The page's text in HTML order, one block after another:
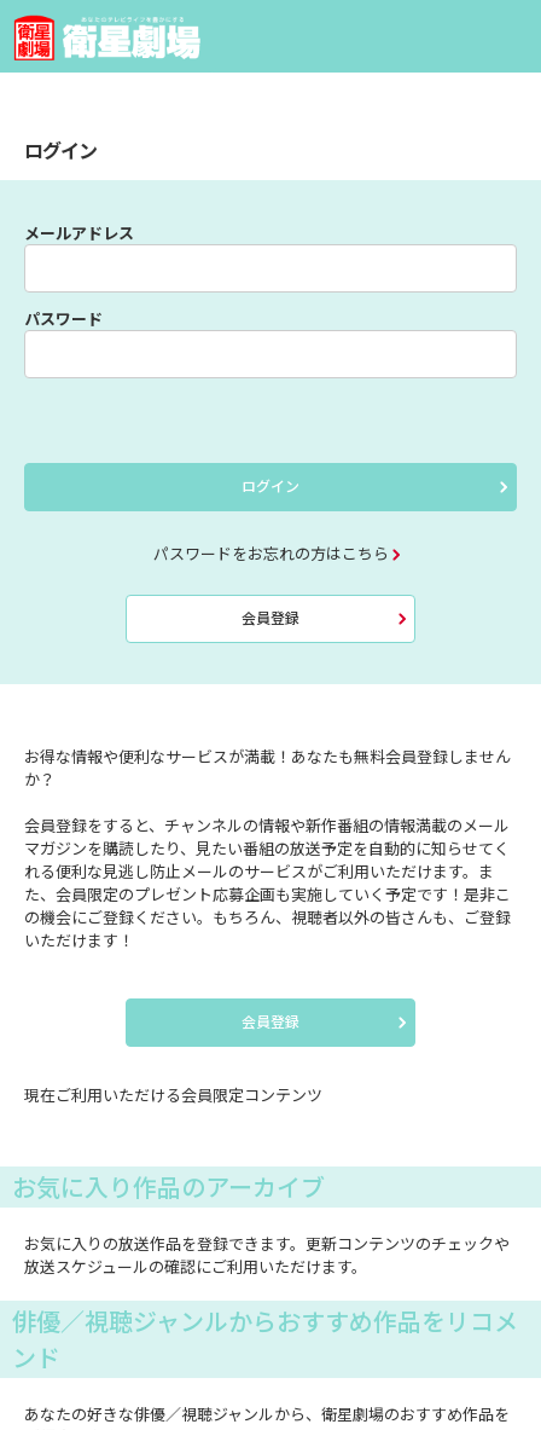
ログイン
メールアドレス
パスワード
ログイン
パスワードをお忘れの方はこちら
会員登録
お得な情報や便利なサービスが満載！あなたも無料会員登録しません
か？
会員登録をすると、チャンネルの情報や新作番組の情報満載のメール
マガジンを購読したり、見たい番組の放送予定を自動的に知らせてく
れる便利な見逃し防止メールのサービスがご利用いただけます。ま
た、会員限定のプレゼント応募企画も実施していく予定です！是非こ
の機会にご登録ください。もちろん、視聴者以外の皆さんも、ご登録
いただけます！
会員登録
現在ご利用いただける会員限定コンテンツ
お気に入り作品のアーカイブ
お気に入りの放送作品を登録できます。更新コンテンツのチェックや
放送スケジュールの確認にご利用いただけます。
俳優／視聴ジャンルからおすすめ作品をリコメ
ンド
あなたの好きな俳優／視聴ジャンルから、衛星劇場のおすすめ作品を